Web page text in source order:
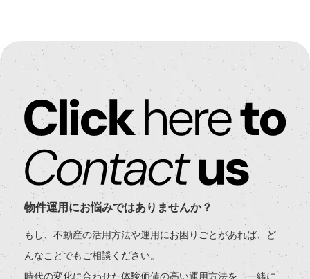
物件運用にお悩みではありませんか？
もし、不動産の活用方法や運用にお困りごとがあれば、ど
んなことでもご相談ください。
時代の変化に合わせた体験価値の高い運用方法を、一緒に